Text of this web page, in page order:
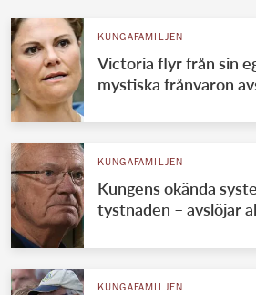
KUNGAFAMILJEN
Victoria flyr från sin
mystiska frånvaron
KUNGAFAMILJEN
Kungens okända
tystnaden – avslöjar
KUNGAFAMILJEN